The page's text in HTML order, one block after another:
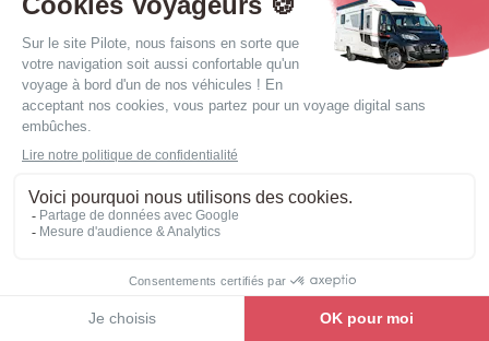
Ergonomie et volume
Nos camping-cars intégraux neufs sont réputés pour
la qualité de leurs implantations et leur ergonomie
au sol. La circulation dans nos camping-cars
les espaces jour. Les 2 mètres de hauteur en cellule
vous garantissent un bel espace intérieur,
Une circulation aisée dans le véhicule : on peut se
croiser dans toute la cellule.